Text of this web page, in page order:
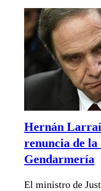
Hernán
renuncia de
Gendarmería
El ministro de